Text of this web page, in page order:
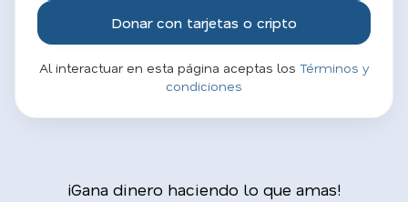
Donar con tarjetas o cripto
Al interactuar en esta página aceptas los Términos y
condiciones
¡Gana dinero haciendo lo que amas!